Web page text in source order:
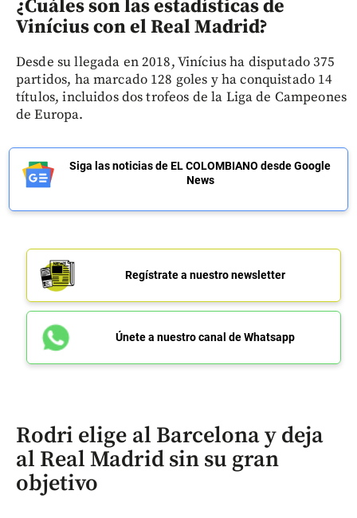
¿Cuáles son las estadísticas de
Vinícius con el Real Madrid?
Desde su llegada en 2018, Vinícius ha disputado 375
partidos, ha marcado 128 goles y ha conquistado 14
títulos, incluidos dos trofeos de la Liga de Campeones
de Europa.
Siga las noticias de EL COLOMBIANO desde Google
News
Regístrate a nuestro newsletter
Únete a nuestro canal de Whatsapp
Rodri elige al Barcelona y deja
al Real Madrid sin su gran
objetivo